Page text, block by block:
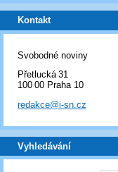
Kontakt
Svobodné noviny
Přetlucká 31
100 00 Praha 10
redakce@i-sn.cz
Vyhledávání